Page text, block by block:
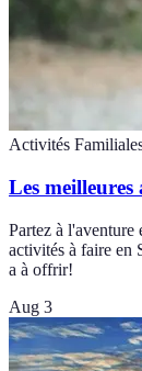
Activités
Les meilleures
Partez à l'aventure
activités à faire en
a à offrir!
Aug 3